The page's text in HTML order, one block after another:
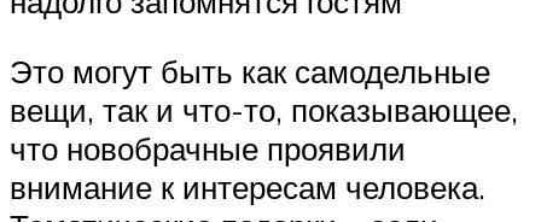
Это могут быть как самодельные
вещи, так и что-то, показывающее,
что новобрачные проявили
внимание к интересам человека.